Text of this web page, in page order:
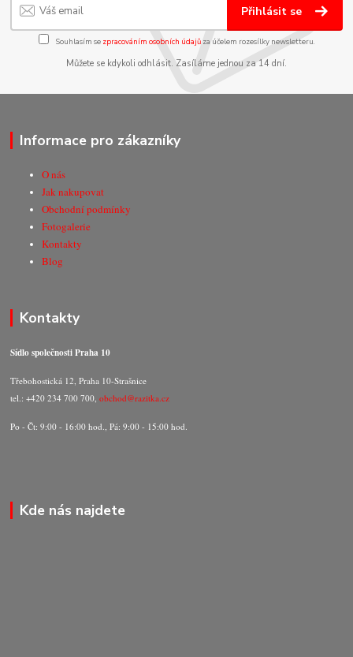
Přihlásit se
Souhlasím se zpracováním osobních údajůza účelem rozesílky newsletteru.
Můžete se kdykoli odhlásit. Zasíláme jednou za 14 dní.
Informace pro zákazníky
O nás
Jak nakupovat
Obchodní podmínky
Fotogalerie
Kontakty
Blog
Kontakty
Sídlo společnosti Praha 10
Třebohostická 12, Praha 10-Strašnice
tel.: +420 234 700 700,obchod@razitka.cz
Po - Čt: 9:00 - 16:00 hod., Pá: 9:00 - 15:00 hod.
Kde nás najdete